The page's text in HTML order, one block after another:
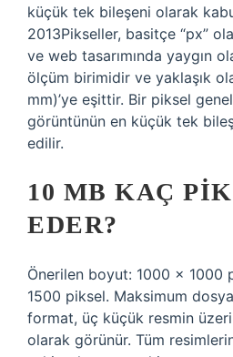
küçük tek bileşeni olarak
2013Pikseller, basitçe “px”
ve web tasarımında yaygın
ölçüm birimidir ve yaklaşık
mm)’ye eşittir. Bir piksel
görüntünün en küçük tek
edilir.
10 MB KAÇ
EDER?
Önerilen boyut: 1000 x 1000
1500 piksel. Maksimum
format, üç küçük resmin
olarak görünür. Tüm